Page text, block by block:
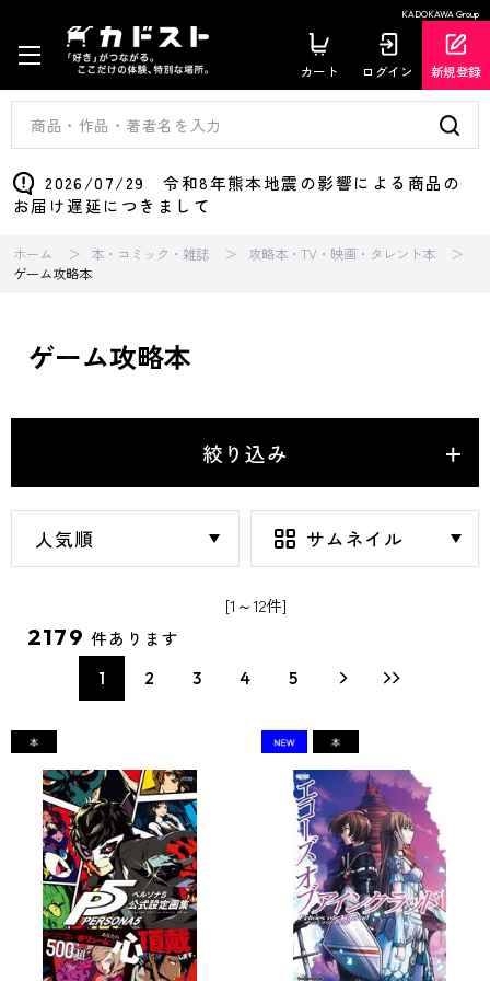
KADOKAWA Group
カート ログイン 新規登録
2026/07/29 令和8年熊本地震の影響による商品の
お届け遅延につきまして
ホーム 本・コミック・雑誌
攻略本・TV・映画・タレント本
ゲーム攻略本
ゲーム攻略本
絞り込み
[1～12件]
2179 件あります
1 2 3 4 5